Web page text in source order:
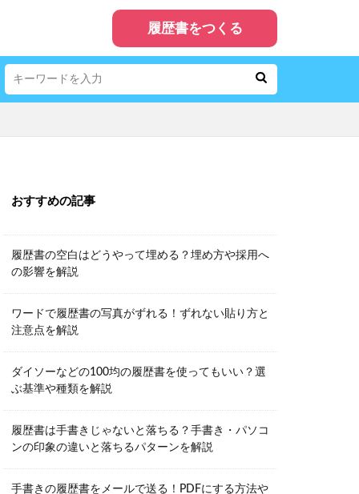
履歴書をつくる
おすすめの記事
履歴書の空白はどうやって埋める？埋め方や採用へ
の影響を解説
ワードで履歴書の写真がずれる！ずれない貼り方と
注意点を解説
ダイソーなどの100均の履歴書を使ってもいい？選
ぶ基準や種類を解説
履歴書は手書きじゃないと落ちる？手書き・パソコ
ンの印象の違いと落ちるパターンを解説
手書きの履歴書をメールで送る！PDFにする方法や